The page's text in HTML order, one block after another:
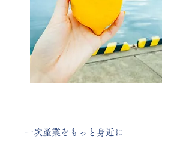
一次産業をもっと身近に